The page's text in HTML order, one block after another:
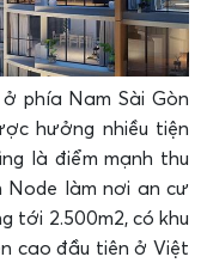
phía Nam Sài Gòn
hưởng nhiều tiện
là điểm mạnh thu
Node làm nơi an cư
tới 2.500m2, có khu
cao đầu tiên ở Việt